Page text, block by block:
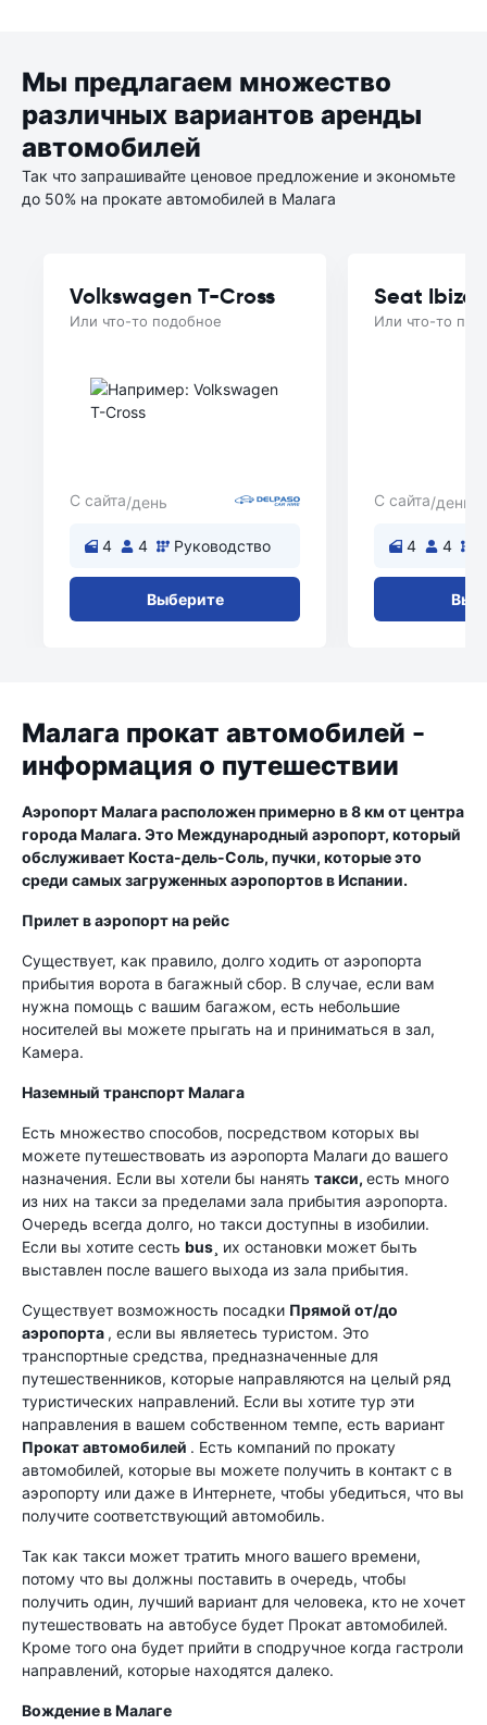
Мы предлагаем множество
различных вариантов аренды
автомобилей
Так что запрашивайте ценовое предложение и экономьте
до 50% на прокате автомобилей в Малага
Volkswagen T-Cross
Или что-то подобное
С сайта/день
4 4 Руководство
Выберите
Seat Ibiza
Или что-то
С сайта/день
4 4
Малага прокат автомобилей -
информация о путешествии
Аэропорт Малага расположен примерно в 8 км от центра
города Малага. Это Международный аэропорт, который
обслуживает Коста-дель-Соль, пучки, которые это
среди самых загруженных аэропортов в Испании.
Прилет в аэропорт на рейс
Существует, как правило, долго ходить от аэропорта
прибытия ворота в багажный сбор. В случае, если вам
нужна помощь с вашим багажом, есть небольшие
носителей вы можете прыгать на и приниматься в зал,
Камера.
Наземный транспорт Малага
Есть множество способов, посредством которых вы
можете путешествовать из аэропорта Малаги до вашего
назначения. Если вы хотели бы нанять такси, есть много
из них на такси за пределами зала прибытия аэропорта.
Очередь всегда долго, но такси доступны в изобилии.
Если вы хотите сесть bus¸ их остановки может быть
выставлен после вашего выхода из зала прибытия.
Существует возможность посадки Прямой от/до
аэропорта , если вы являетесь туристом. Это
транспортные средства, предназначенные для
путешественников, которые направляются на целый ряд
туристических направлений. Если вы хотите тур эти
направления в вашем собственном темпе, есть вариант
Прокат автомобилей . Есть компаний по прокату
автомобилей, которые вы можете получить в контакт с в
аэропорту или даже в Интернете, чтобы убедиться, что вы
получите соответствующий автомобиль.
Так как такси может тратить много вашего времени,
потому что вы должны поставить в очередь, чтобы
получить один, лучший вариант для человека, кто не хочет
путешествовать на автобусе будет Прокат автомобилей.
Кроме того она будет прийти в сподручное когда гастроли
направлений, которые находятся далеко.
Вождение в Малаге